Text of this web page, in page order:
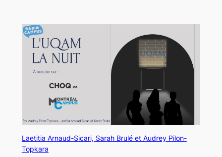
Laetitia Arnaud-Sicari, Sarah Brulé et Audrey Pilon-
Topkara